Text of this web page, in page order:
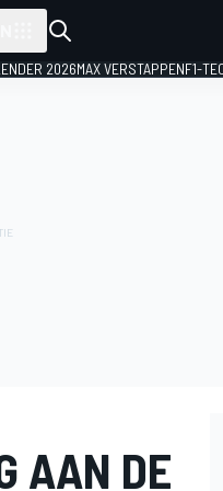
2026MAX VERSTAPPENF1-
AAN DE